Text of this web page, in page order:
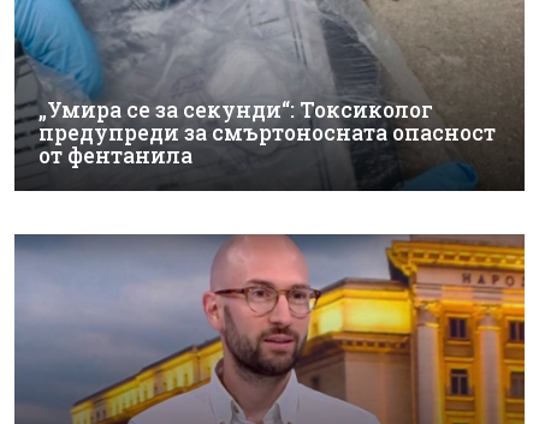
„Умира се за секунди“: Токсиколог
предупреди за смъртоносната опасност
от фентанила